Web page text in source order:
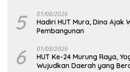
5 01/08/2026
Hadiri HUT Mura, Dina Ajak
Pembangunan
6 01/08/2026
HUT Ke-24 Murung Raya,
Wujudkan Daerah yang